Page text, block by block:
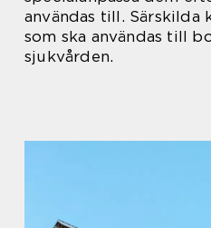
användas till. Särskilda
som ska användas till
sjukvården.